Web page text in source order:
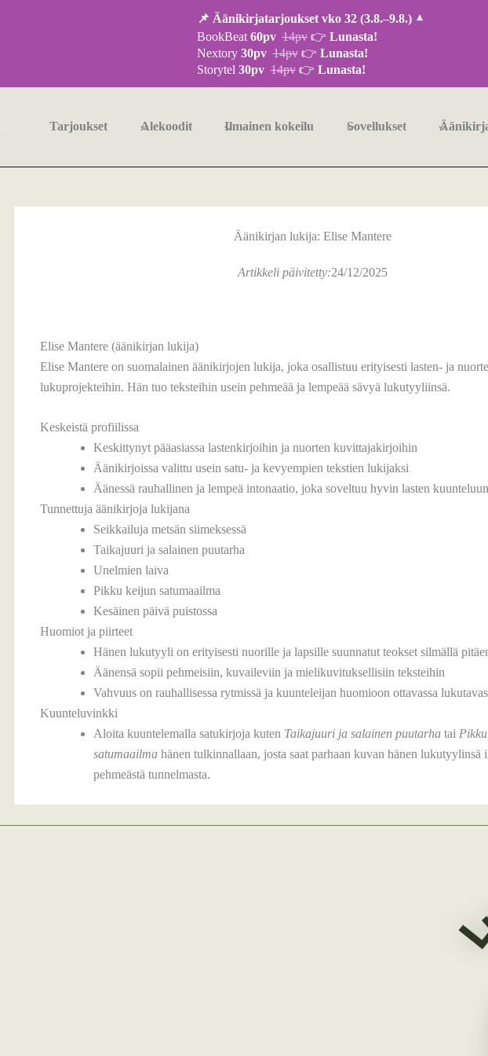
📌 Äänikirjatarjoukset vko 32 (3.8.–9.8.) ▾
BookBeat 60pv 14pv 👉 Lunasta!
Nextory 30pv 14pv 👉 Lunasta!
Storytel 30pv 14pv 👉 Lunasta!
Tarjoukset Alekoodit Ilmainen kokeilu Sovellukset
Äänikirjan lukija: Elise Mantere
Artikkeli päivitetty:24/12/2025
Elise Mantere (äänikirjan lukija)
Elise Mantere on suomalainen äänikirjojen lukija, joka osallistuu erityisesti lasten- ja
lukuprojekteihin. Hän tuo teksteihin usein pehmeää ja lempeää sävyä lukutyyliinsä.
Keskeistä profiilissa
Keskittynyt pääasiassa lastenkirjoihin ja nuorten kuvittajakirjoihin
Äänikirjoissa valittu usein satu- ja kevyempien tekstien lukijaksi
Äänessä rauhallinen ja lempeä intonaatio, joka soveltuu hyvin lasten kuunteluun
Tunnettuja äänikirjoja lukijana
Seikkailuja metsän siimeksessä
Taikajuuri ja salainen puutarha
Unelmien laiva
Pikku keijun satumaailma
Kesäinen päivä puistossa
Huomiot ja piirteet
Hänen lukutyyli on erityisesti nuorille ja lapsille suunnatut teokset silmällä
Äänensä sopii pehmeisiin, kuvaileviin ja mielikuvituksellisiin teksteihin
Vahvuus on rauhallisessa rytmissä ja kuunteleijan huomioon ottavassa
Kuunteluvinkki
Aloita kuuntelemalla satukirjoja kuten Taikajuuri ja salainen puutarha tai
satumaailma hänen tulkinnallaan, josta saat parhaan kuvan hänen lukutyylinsä
pehmeästä tunnelmasta.